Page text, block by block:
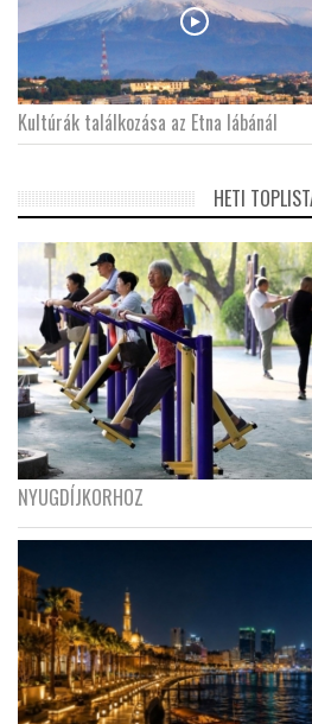
Kultúrák találkozása az Etna lábánál
HETI
NYUGDÍJKORHOZ